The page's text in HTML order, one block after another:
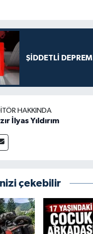
ŞİDDETLİ DEPREM
HAKKINDA
İlyas Yıldırım
çekebilir